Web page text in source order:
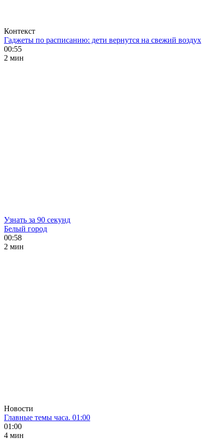
Контекст
Гаджеты по расписанию: дети вернутся на свежий воздух
00:55
2 мин
Узнать за 90 секунд
Белый город
00:58
2 мин
Новости
Главные темы часа. 01:00
01:00
4 мин